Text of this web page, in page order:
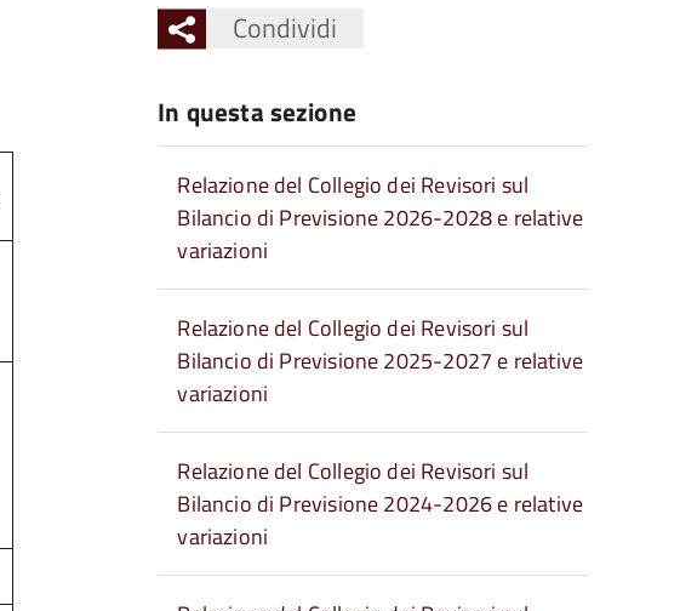
Condividi
In questa sezione
Relazione del Collegio dei Revisori sul
Bilancio di Previsione 2026-2028 e relative
variazioni
Relazione del Collegio dei Revisori sul
Bilancio di Previsione 2025-2027 e relative
variazioni
Relazione del Collegio dei Revisori sul
Bilancio di Previsione 2024-2026 e relative
variazioni